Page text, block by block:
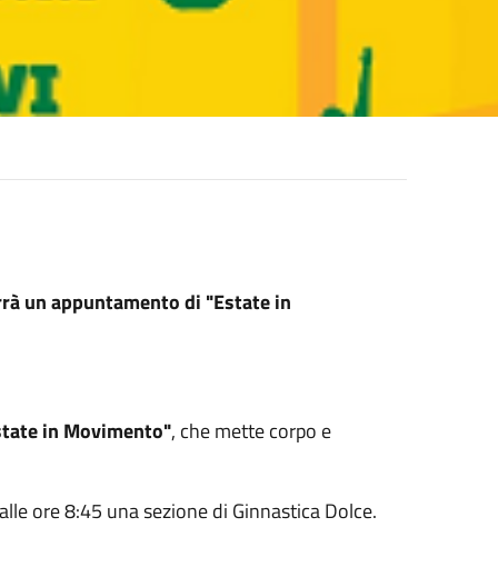
un appuntamento di "Estate in
in Movimento", che mette corpo e
ore 8:45 una sezione di Ginnastica Dolce.